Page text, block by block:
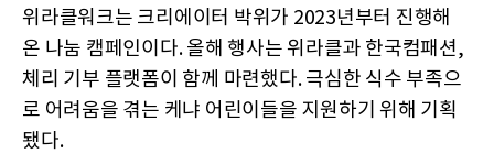
위라클워크는 크리에이터 박위가 2023년부터 진행해
온 나눔 캠페인이다. 올해 행사는 위라클과 한국컴패션,
체리 기부 플랫폼이 함께 마련했다. 극심한 식수 부족으
로 어려움을 겪는 케냐 어린이들을 지원하기 위해 기획
됐다.